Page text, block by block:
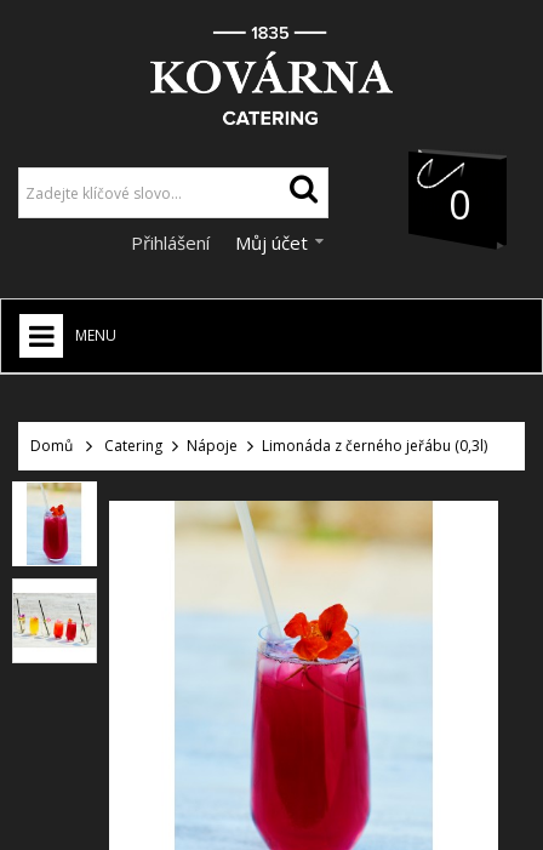
0
Přihlášení Můj účet
MENU
CATERING
VÝZDOBA A DEKORACE
SLUŽBY
PRONÁJEM
DOPORUČUJEME
Domů Catering Nápoje Limonáda z černého jeřábu (0,3l)